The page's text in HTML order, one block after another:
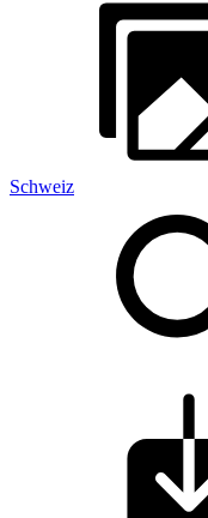
Schweiz